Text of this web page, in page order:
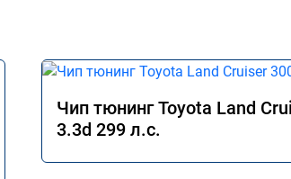
Чип тюнинг Toyota Land
3.3d 299 л.с.